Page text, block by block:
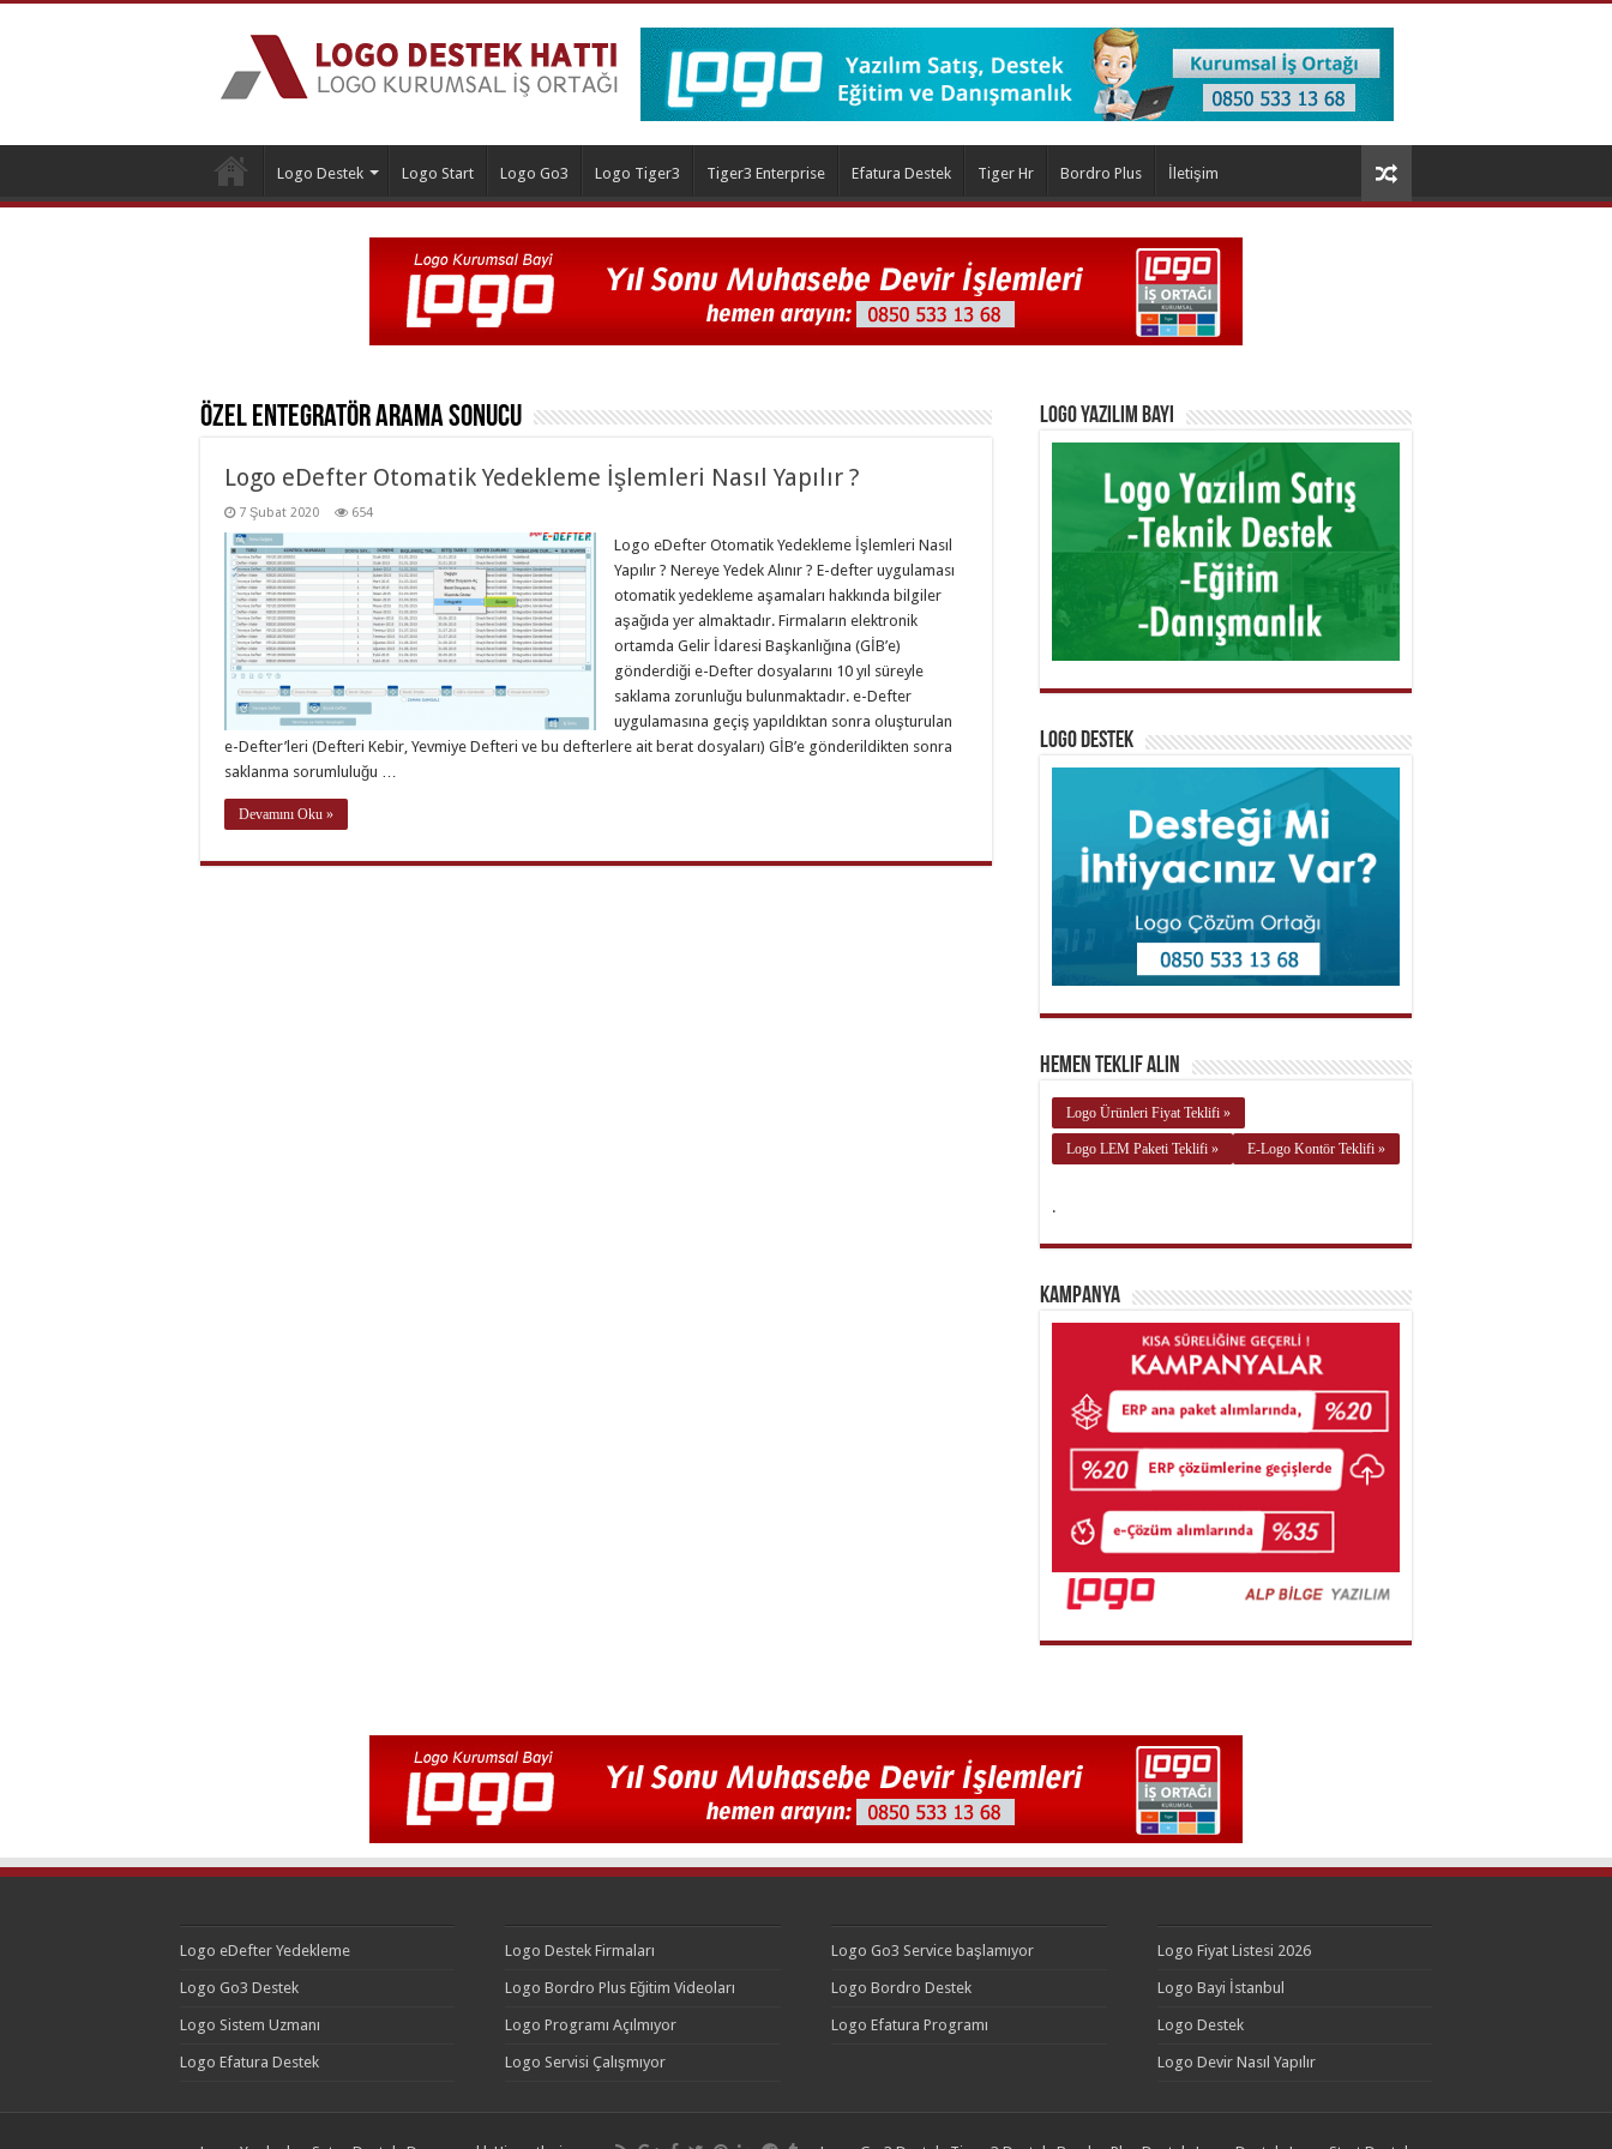
Logo Destek Logo Start Logo Go3 Logo Tiger3 Tiger3 Enterprise Efatura Destek Tiger Hr Bordro Plus İletişim
Özel EntegratörArama Sonucu
Logo eDefter Otomatik Yedekleme İşlemleri Nasıl Yapılır ?
7 Şubat 2020 654
Logo eDefter Otomatik Yedekleme İşlemleri Nasıl
Yapılır ? Nereye Yedek Alınır ? E-defter uygulaması
otomatik yedekleme aşamaları hakkında bilgiler
aşağıda yer almaktadır. Firmaların elektronik
ortamda Gelir İdaresi Başkanlığına (GİB’e)
gönderdiği e-Defter dosyalarını 10 yıl süreyle
saklama zorunluğu bulunmaktadır. e-Defter
uygulamasına geçiş yapıldıktan sonra oluşturulan
e-Defter’leri (Defteri Kebir, Yevmiye Defteri ve bu defterlere ait berat dosyaları) GİB’e gönderildikten sonra
saklanma sorumluluğu …
Devamını Oku »
Logo Yazılım Bayi
Logo Destek
Hemen Teklif Alın
Logo Ürünleri Fiyat Teklifi »
Logo LEM Paketi Teklifi » E-Logo Kontör Teklifi »
.
Kampanya
Logo eDefter Yedekleme
Logo Go3 Destek
Logo Sistem Uzmanı
Logo Efatura Destek
Logo Destek Firmaları
Logo Bordro Plus Eğitim Videoları
Logo Programı Açılmıyor
Logo Servisi Çalışmıyor
Logo Go3 Service başlamıyor
Logo Bordro Destek
Logo Efatura Programı
Logo Fiyat Listesi 2026
Logo Bayi İstanbul
Logo Destek
Logo Devir Nasıl Yapılır